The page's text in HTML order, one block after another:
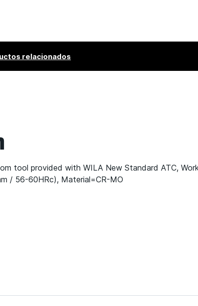
relacionados
tool provided with WILA New Standard ATC,
/ 56-60HRc), Material=CR-MO